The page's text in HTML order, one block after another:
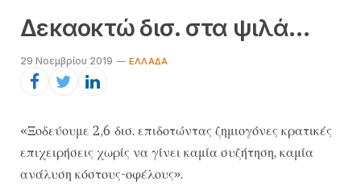
Δεκαοκτώ δισ. στα ψιλά…
29 Νοεμβρίου 2019 EΛΛΆΔΑ
«Ξοδεύουμε 2,6 δισ. επιδοτώντας ζημιογόνες κρατικές
επιχειρήσεις χωρίς να γίνει καμία συζήτηση, καμία
ανάλυση κόστους-οφέλους».